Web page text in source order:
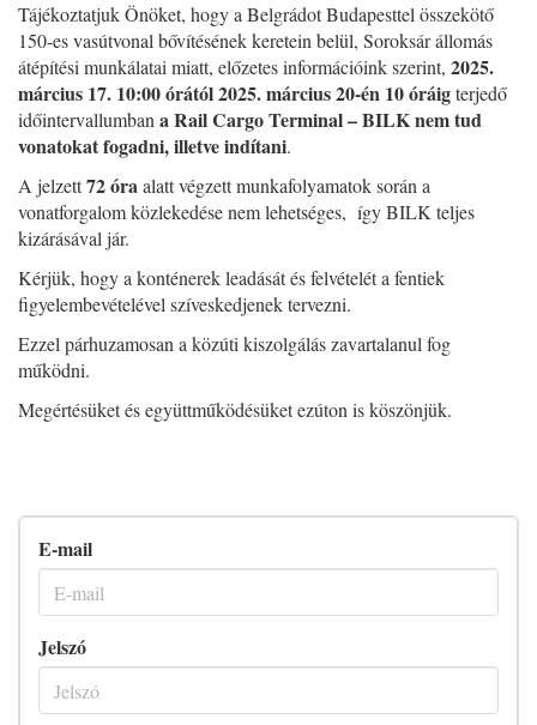
Tájékoztatjuk Önöket, hogy a Belgrádot Budapesttel összekötő
150-es vasútvonal bővítésének keretein belül, Soroksár állomás
átépítési munkálatai miatt, előzetes információink szerint, 2025.
március 17. 10:00 órától 2025. március 20-én 10 óráigterjedő
időintervallumban a Rail Cargo Terminal – BILK nem tud
vonatokat fogadni, illetve indítani.
A jelzett72 óraalatt végzett munkafolyamatok során a
vonatforgalom közlekedése nem lehetséges, így BILK teljes
kizárásával jár.
Kérjük, hogy a konténerek leadását és felvételét a fentiek
figyelembevételével szíveskedjenek tervezni.
Ezzel párhuzamosan a közúti kiszolgálás zavartalanul fog
működni.
Megértésüket és együttműködésüket ezúton is köszönjük.
E-mail
Jelszó